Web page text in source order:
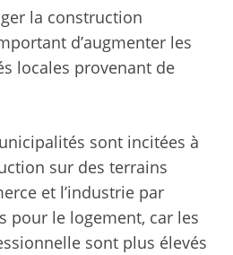
la construction
d’augmenter les
locales provenant de
sont incitées à
sur des terrains
et l’industrie par
pour le logement, car les
sont plus élevés